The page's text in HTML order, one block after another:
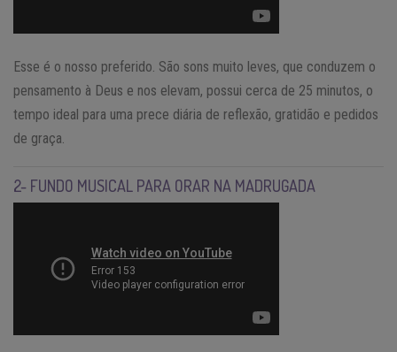
Esse é o nosso preferido. São sons muito leves, que conduzem o
pensamento à Deus e nos elevam, possui cerca de 25 minutos, o
tempo ideal para uma prece diária de reflexão, gratidão e pedidos
de graça.
2- FUNDO MUSICAL PARA ORAR NA MADRUGADA